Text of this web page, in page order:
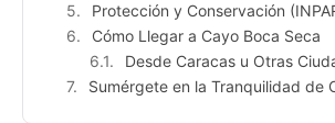
Protección y Conservación
Cómo Llegar a Cayo Boca Seca
Desde Caracas u Otras
Sumérgete en la Tranquilidad de